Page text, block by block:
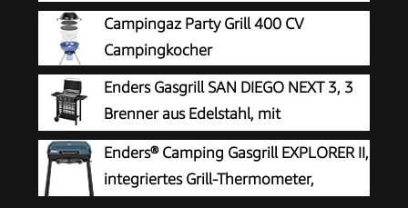
Brenner Edelstahl, mit Grill-Thermometer,
Balkon-, Camping-Grill, Aluguss-Gehäuse,
Gusseisen-Rost, #2062
Campingaz Party Grill 400 CV
Campingkocher
Enders Gasgrill SAN DIEGO NEXT 3, 3
Brenner aus Edelstahl, mit
Grillthermometer, kleiner, Camping,
Edelstahlrost, Balkon Gas Grill,stabile
Seitenablagen#80166
Enders® Camping Gasgrill EXPLORER II,
integriertes Grill-Thermometer,